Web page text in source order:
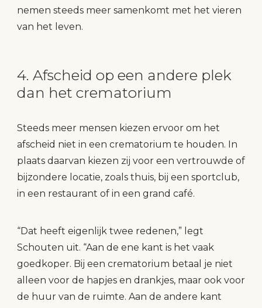
nemen steeds meer samenkomt met het vieren
van het leven.
4. Afscheid op een andere plek
dan het crematorium
Steeds meer mensen kiezen ervoor om het
afscheid niet in een crematorium te houden. In
plaats daarvan kiezen zij voor een vertrouwde of
bijzondere locatie, zoals thuis, bij een sportclub,
in een restaurant of in een grand café.
“Dat heeft eigenlijk twee redenen,” legt
Schouten uit. “Aan de ene kant is het vaak
goedkoper. Bij een crematorium betaal je niet
alleen voor de hapjes en drankjes, maar ook voor
de huur van de ruimte. Aan de andere kant